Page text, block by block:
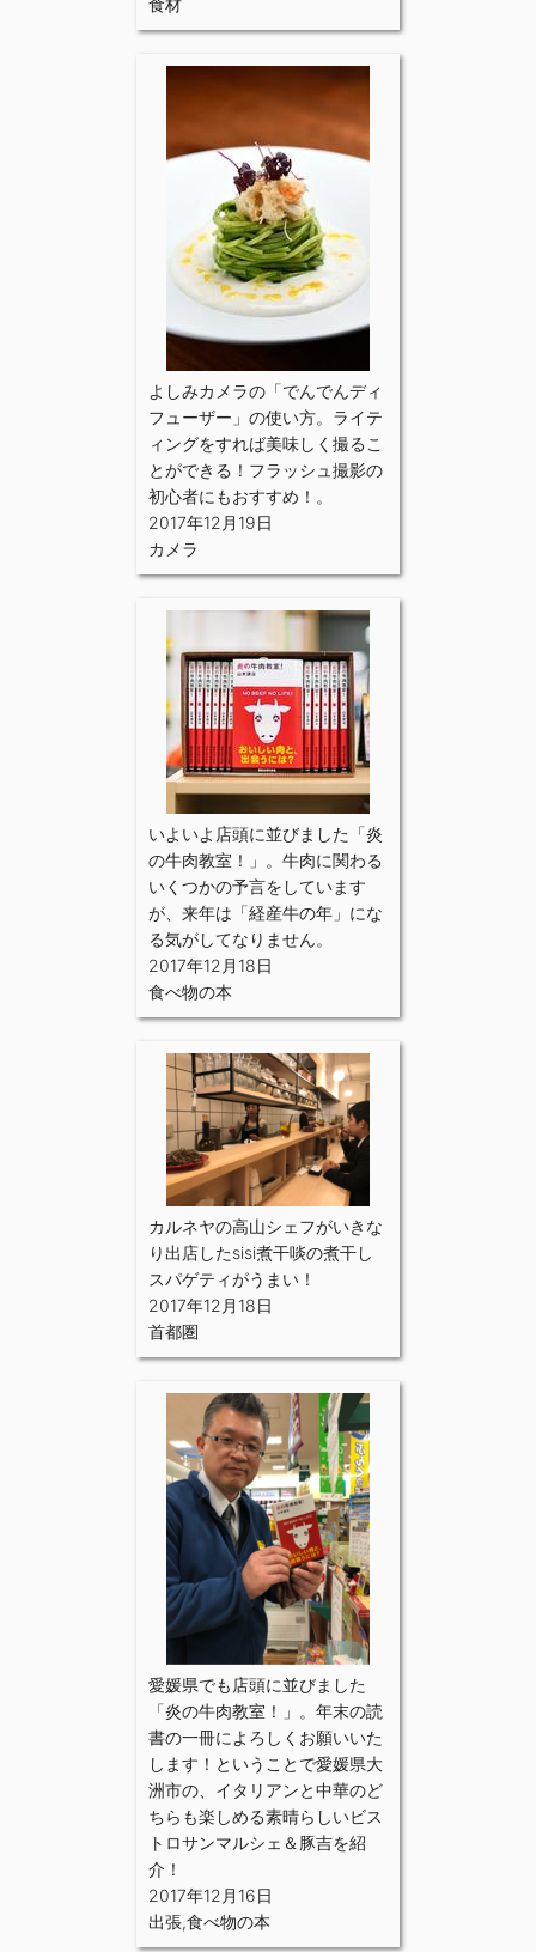
よしみカメラの「でんでんディ
フューザー」の使い方。ライテ
ィングをすれば美味しく撮るこ
とができる！フラッシュ撮影の
初心者にもおすすめ！。
2017年12月19日
カメラ
いよいよ店頭に並びました「炎
の牛肉教室！」。牛肉に関わる
いくつかの予言をしています
が、来年は「経産牛の年」にな
る気がしてなりません。
2017年12月18日
食べ物の本
カルネヤの高山シェフがいきな
り出店したsisi煮干啖の煮干し
スパゲティがうまい！
2017年12月18日
首都圏
愛媛県でも店頭に並びました
「炎の牛肉教室！」。年末の読
書の一冊によろしくお願いいた
します！ということで愛媛県大
洲市の、イタリアンと中華のど
ちらも楽しめる素晴らしいビス
トロサンマルシェ＆豚吉を紹
介！
2017年12月16日
出張,食べ物の本